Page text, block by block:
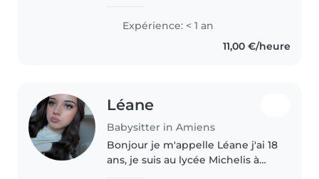
beaucoup travailler avec les
enfants et je suis très
enthousiaste à l'idée de prendre
Expérience: < 1 an
11,00 €/heure
Léane
Babysitter in Amiens
Bonjour je m'appelle Léane j'ai 18
ans, je suis au lycée Michelis à